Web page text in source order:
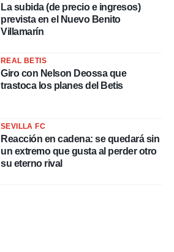
La subida (de precio e ingresos)
prevista en el Nuevo Benito
Villamarín
REAL BETIS
Giro con Nelson Deossa que
trastoca los planes del Betis
SEVILLA FC
Reacción en cadena: se quedará sin
un extremo que gusta al perder otro
su eterno rival